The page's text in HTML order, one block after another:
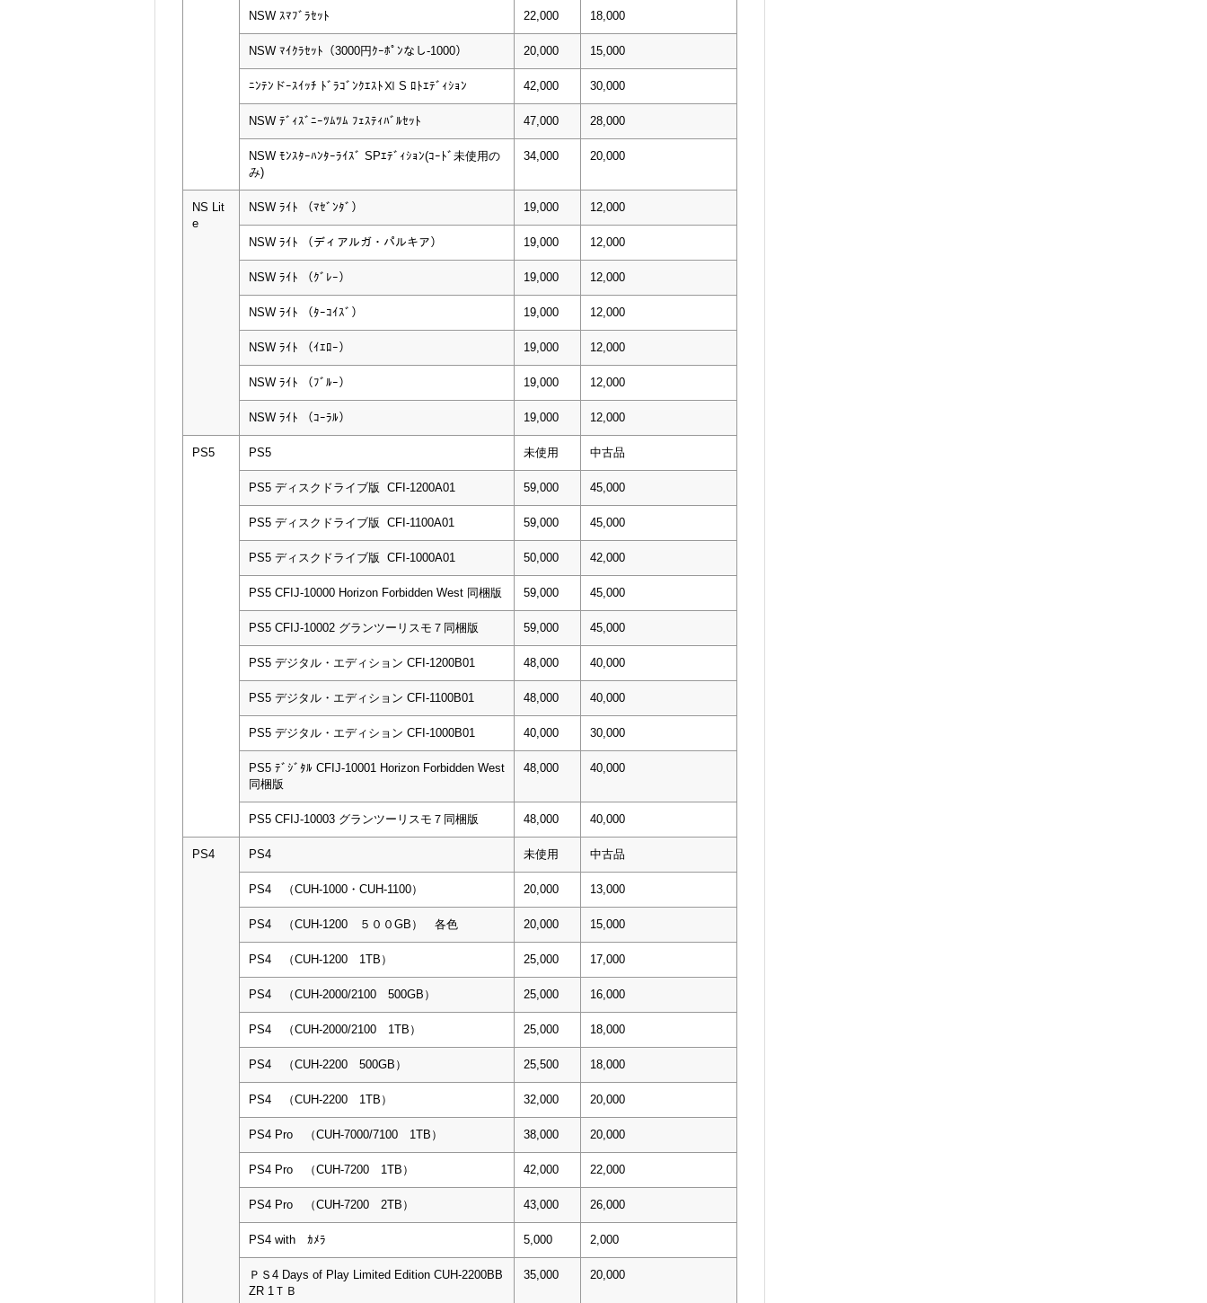
NSW ｽﾏﾌﾞﾗｾｯﾄ 22,000 18,000
NSW ﾏｲｸﾗｾｯﾄ（3000円ｸｰﾎﾟﾝなし-1000） 20,000 15,000
ﾆﾝﾃﾝドｰｽｲｯﾁ ﾄﾞﾗｺﾞﾝｸｴｽﾄⅪ S ﾛﾄｴﾃﾞｨｼｮﾝ 42,000 30,000
NSW ﾃﾞｨｽﾞﾆｰﾂﾑﾂﾑ ﾌｪｽﾃｨﾊﾞﾙｾｯﾄ 47,000 28,000
NSW ﾓﾝｽﾀｰﾊﾝﾀｰﾗｲｽﾞ SPｴﾃﾞｨｼｮﾝ(ｺｰﾄﾞ未使用の
み)
34,000 20,000
NS Lit
e
NSW ﾗｲﾄ （ﾏｾﾞﾝﾀﾞ） 19,000 12,000
NSW ﾗｲﾄ （ディアルガ・パルキア） 19,000 12,000
NSW ﾗｲﾄ （ｸﾞﾚｰ） 19,000 12,000
NSW ﾗｲﾄ （ﾀｰｺｲｽﾞ） 19,000 12,000
NSW ﾗｲﾄ （ｲｴﾛｰ） 19,000 12,000
NSW ﾗｲﾄ （ﾌﾞﾙｰ） 19,000 12,000
NSW ﾗｲﾄ （ｺｰﾗﾙ） 19,000 12,000
PS5 PS5 未使用 中古品
PS5 ディスクドライブ版 CFI-1200A01 59,000 45,000
PS5 ディスクドライブ版 CFI-1100A01 59,000 45,000
PS5 ディスクドライブ版 CFI-1000A01 50,000 42,000
PS5 CFIJ-10000 Horizon Forbidden West 同梱版 59,000 45,000
PS5 CFIJ-10002 グランツーリスモ７同梱版 59,000 45,000
PS5 デジタル・エディション CFI-1200B01 48,000 40,000
PS5 デジタル・エディション CFI-1100B01 48,000 40,000
PS5 デジタル・エディション CFI-1000B01 40,000 30,000
PS5 ﾃﾞｼﾞﾀﾙ CFIJ-10001 Horizon Forbidden West
同梱版
48,000 40,000
PS5 CFIJ-10003 グランツーリスモ７同梱版 48,000 40,000
PS4 PS4 未使用 中古品
PS4 （CUH-1000・CUH-1100） 20,000 13,000
PS4 （CUH-1200 ５００GB） 各色 20,000 15,000
PS4 （CUH-1200 1TB） 25,000 17,000
PS4 （CUH-2000/2100 500GB） 25,000 16,000
PS4 （CUH-2000/2100 1TB） 25,000 18,000
PS4 （CUH-2200 500GB） 25,500 18,000
PS4 （CUH-2200 1TB） 32,000 20,000
PS4 Pro （CUH-7000/7100 1TB） 38,000 20,000
PS4 Pro （CUH-7200 1TB） 42,000 22,000
PS4 Pro （CUH-7200 2TB） 43,000 26,000
PS4 with ｶﾒﾗ 5,000 2,000
ＰＳ4 Days of Play Limited Edition CUH-2200BB
ZR 1ＴＢ
35,000 20,000